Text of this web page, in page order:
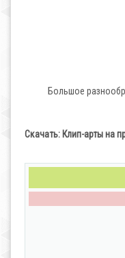
Большое
Скачать: Клип-арты на